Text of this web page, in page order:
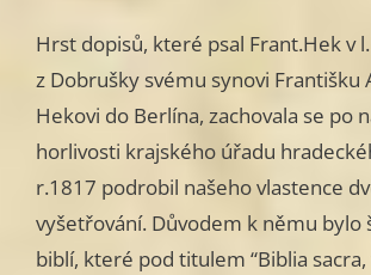
Hrst dopisů, které psal Frant.Hek v
z Dobrušky svému synovi Františku
Hekovi do Berlína, zachovala se po
horlivosti krajského úřadu
r.1817 podrobil našeho vlastence
vyšetřování. Důvodem k němu bylo
biblí, které pod titulem “Biblia